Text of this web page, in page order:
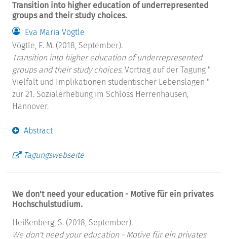
Transition into higher education of underrepresented
groups and their study choices.
Eva Maria Vögtle
Vögtle, E. M. (2018, September).
Transition into higher education of underrepresented
groups and their study choices. Vortrag auf der Tagung "
Vielfalt und Implikationen studentischer Lebenslagen "
zur 21. Sozialerhebung im Schloss Herrenhausen,
Hannover.
Abstract
Tagungswebseite
We don't need your education - Motive für ein privates
Hochschulstudium.
Heißenberg, S. (2018, September).
We don't need your education - Motive für ein privates